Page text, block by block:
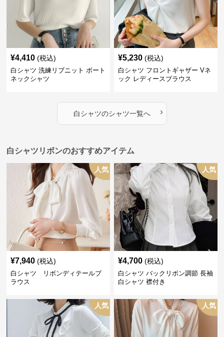
¥4,410 (税込)
白シャツ 洗練リブニット ボート
ネックシャツ
¥5,230 (税込)
白シャツ フロントギャザー Vネ
ック レディースブラウス
白シャツのシャツ一覧へ ›
白シャツリボンのおすすめアイテム
人気
¥7,940 (税込)
白シャツ リボンディテールブ
ラウス
人気
¥4,700 (税込)
白シャツ バックリボン調節 長袖
白シャツ 襟付き
人気 人気